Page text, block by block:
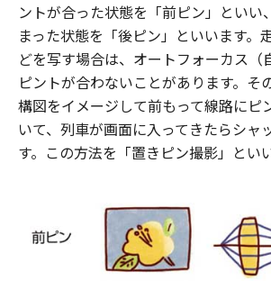
ントが合った状態を「前ピン」といい
まった状態を「後ピン」といいます。
どを写す場合は、オートフォーカス（
ピントが合わないことがあります。そ
構図をイメージして前もって線路にピ
いて、列車が画面に入ってきたらシャ
す。この方法を「置きピン撮影」とい